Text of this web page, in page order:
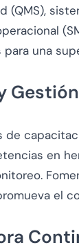
(QMS),
una
de
en
el